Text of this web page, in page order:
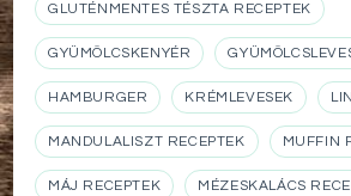
GLUTÉNMENTES TÉSZTA RECEPTEK
GYÜMÖLCSKENYÉR
HAMBURGER KRÉMLEVESEK
MANDULALISZT RECEPTEK MUFFIN
MÁJ RECEPTEK MÉZESKALÁCS